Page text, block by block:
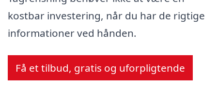
kostbar investering, når du har de rigtige
informationer ved hånden.
Få et tilbud, gratis og uforpligtende